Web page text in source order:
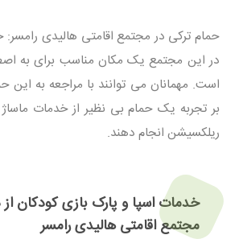
حمام ترکی در مجتمع اقامتی هالیدی رامسر:
در این مجتمع یک مکان مناسب برای به
است. مهمانان می توانند با مراجعه به این
بر تجربه یک حمام بی نظیر از خدمات
ریلکسیشن انجام دهند.
خدمات اسپا و پارک بازی کودکان از
مجتمع اقامتی هالیدی رامسر